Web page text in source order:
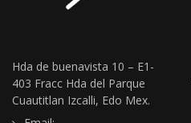
Hda de buenavista 10 – E1-
403 Fracc Hda del Parque
Cuautitlan Izcalli, Edo Mex.